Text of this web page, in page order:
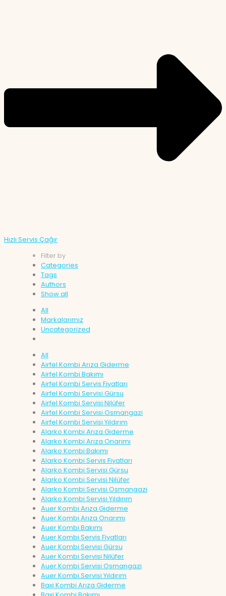
Hızlı Servis Çağır
Filter by
Categories
Tags
Authors
Show all
All
Markalarımız
Uncategorized
All
Airfel Kombi Arıza Giderme
Airfel Kombi Bakımı
Airfel Kombi Servis Fiyatları
Airfel Kombi Servisi Gürsu
Airfel Kombi Servisi Nilüfer
Airfel Kombi Servisi Osmangazi
Airfel Kombi Servisi Yıldırım
Alarko Kombi Arıza Giderme
Alarko Kombi Arıza Onarımı
Alarko Kombi Bakımı
Alarko Kombi Servis Fiyatları
Alarko Kombi Servisi Gürsu
Alarko Kombi Servisi Nilüfer
Alarko Kombi Servisi Osmangazi
Alarko Kombi Servisi Yıldırım
Auer Kombi Arıza Giderme
Auer Kombi Arıza Onarımı
Auer Kombi Bakımı
Auer Kombi Servis Fiyatları
Auer Kombi Servisi Gürsu
Auer Kombi Servisi Nilüfer
Auer Kombi Servisi Osmangazi
Auer Kombi Servisi Yıldırım
Baxi Kombi Arıza Giderme